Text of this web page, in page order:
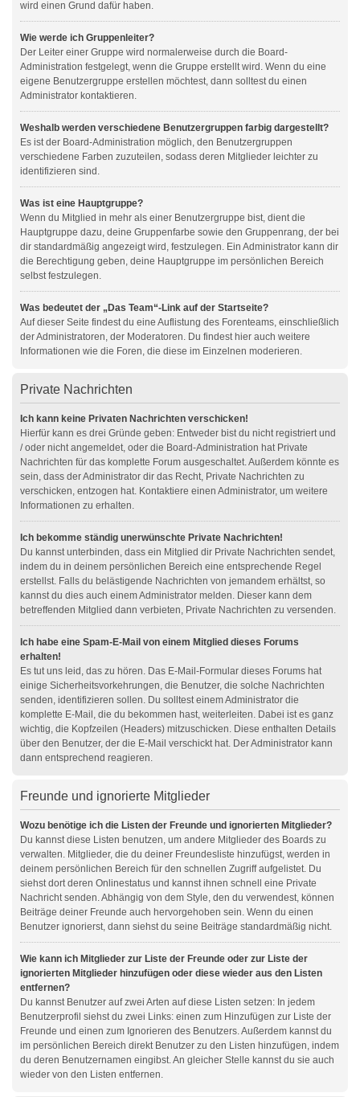
wird einen Grund dafür haben.
Wie werde ich Gruppenleiter?
Der Leiter einer Gruppe wird normalerweise durch die Board-
Administration festgelegt, wenn die Gruppe erstellt wird. Wenn du eine
eigene Benutzergruppe erstellen möchtest, dann solltest du einen
Administrator kontaktieren.
Weshalb werden verschiedene Benutzergruppen farbig dargestellt?
Es ist der Board-Administration möglich, den Benutzergruppen
verschiedene Farben zuzuteilen, sodass deren Mitglieder leichter zu
identifizieren sind.
Was ist eine Hauptgruppe?
Wenn du Mitglied in mehr als einer Benutzergruppe bist, dient die
Hauptgruppe dazu, deine Gruppenfarbe sowie den Gruppenrang, der bei
dir standardmäßig angezeigt wird, festzulegen. Ein Administrator kann dir
die Berechtigung geben, deine Hauptgruppe im persönlichen Bereich
selbst festzulegen.
Was bedeutet der „Das Team“-Link auf der Startseite?
Auf dieser Seite findest du eine Auflistung des Forenteams, einschließlich
der Administratoren, der Moderatoren. Du findest hier auch weitere
Informationen wie die Foren, die diese im Einzelnen moderieren.
Private Nachrichten
Ich kann keine Privaten Nachrichten verschicken!
Hierfür kann es drei Gründe geben: Entweder bist du nicht registriert und
/ oder nicht angemeldet, oder die Board-Administration hat Private
Nachrichten für das komplette Forum ausgeschaltet. Außerdem könnte es
sein, dass der Administrator dir das Recht, Private Nachrichten zu
verschicken, entzogen hat. Kontaktiere einen Administrator, um weitere
Informationen zu erhalten.
Ich bekomme ständig unerwünschte Private Nachrichten!
Du kannst unterbinden, dass ein Mitglied dir Private Nachrichten sendet,
indem du in deinem persönlichen Bereich eine entsprechende Regel
erstellst. Falls du belästigende Nachrichten von jemandem erhältst, so
kannst du dies auch einem Administrator melden. Dieser kann dem
betreffenden Mitglied dann verbieten, Private Nachrichten zu versenden.
Ich habe eine Spam-E-Mail von einem Mitglied dieses Forums
erhalten!
Es tut uns leid, das zu hören. Das E-Mail-Formular dieses Forums hat
einige Sicherheitsvorkehrungen, die Benutzer, die solche Nachrichten
senden, identifizieren sollen. Du solltest einem Administrator die
komplette E-Mail, die du bekommen hast, weiterleiten. Dabei ist es ganz
wichtig, die Kopfzeilen (Headers) mitzuschicken. Diese enthalten Details
über den Benutzer, der die E-Mail verschickt hat. Der Administrator kann
dann entsprechend reagieren.
Freunde und ignorierte Mitglieder
Wozu benötige ich die Listen der Freunde und ignorierten Mitglieder?
Du kannst diese Listen benutzen, um andere Mitglieder des Boards zu
verwalten. Mitglieder, die du deiner Freundesliste hinzufügst, werden in
deinem persönlichen Bereich für den schnellen Zugriff aufgelistet. Du
siehst dort deren Onlinestatus und kannst ihnen schnell eine Private
Nachricht senden. Abhängig von dem Style, den du verwendest, können
Beiträge deiner Freunde auch hervorgehoben sein. Wenn du einen
Benutzer ignorierst, dann siehst du seine Beiträge standardmäßig nicht.
Wie kann ich Mitglieder zur Liste der Freunde oder zur Liste der
ignorierten Mitglieder hinzufügen oder diese wieder aus den Listen
entfernen?
Du kannst Benutzer auf zwei Arten auf diese Listen setzen: In jedem
Benutzerprofil siehst du zwei Links: einen zum Hinzufügen zur Liste der
Freunde und einen zum Ignorieren des Benutzers. Außerdem kannst du
im persönlichen Bereich direkt Benutzer zu den Listen hinzufügen, indem
du deren Benutzernamen eingibst. An gleicher Stelle kannst du sie auch
wieder von den Listen entfernen.